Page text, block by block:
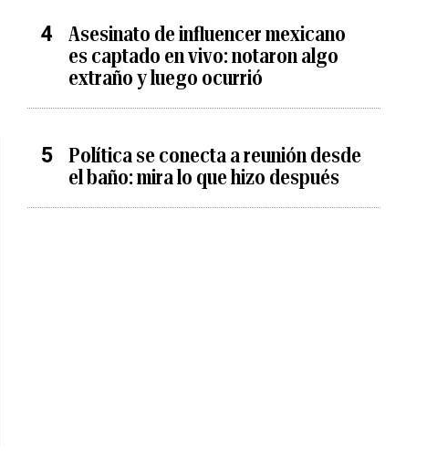
Asesinato de influencer mexicano
es captado en vivo: notaron algo
extraño y luego ocurrió
Política se conecta a reunión desde
el baño: mira lo que hizo después